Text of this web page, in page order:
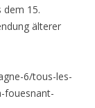
dem 15.
älterer
6/tous-les-
fouesnant-